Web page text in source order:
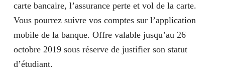
carte bancaire, l’assurance perte et vol de la carte.
Vous pourrez suivre vos comptes sur l’application
mobile de la banque. Offre valable jusqu’au 26
octobre 2019 sous réserve de justifier son statut
d’étudiant.